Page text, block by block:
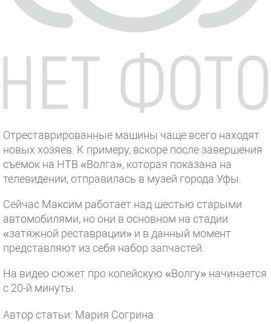
Отреставрированные машины чаще всего находят
новых хозяев. К примеру, вскоре после завершения
съемок на НТВ «Волга», которая показана на
телевидении, отправилась в музей города Уфы.
Сейчас Максим работает над шестью старыми
автомобилями, но они в основном на стадии
«затяжной реставрации» и в данный момент
представляют из себя набор запчастей.
На видео сюжет про копейскую «Волгу» начинается
с 20-й минуты.
Автор статьи: Мария Согрина